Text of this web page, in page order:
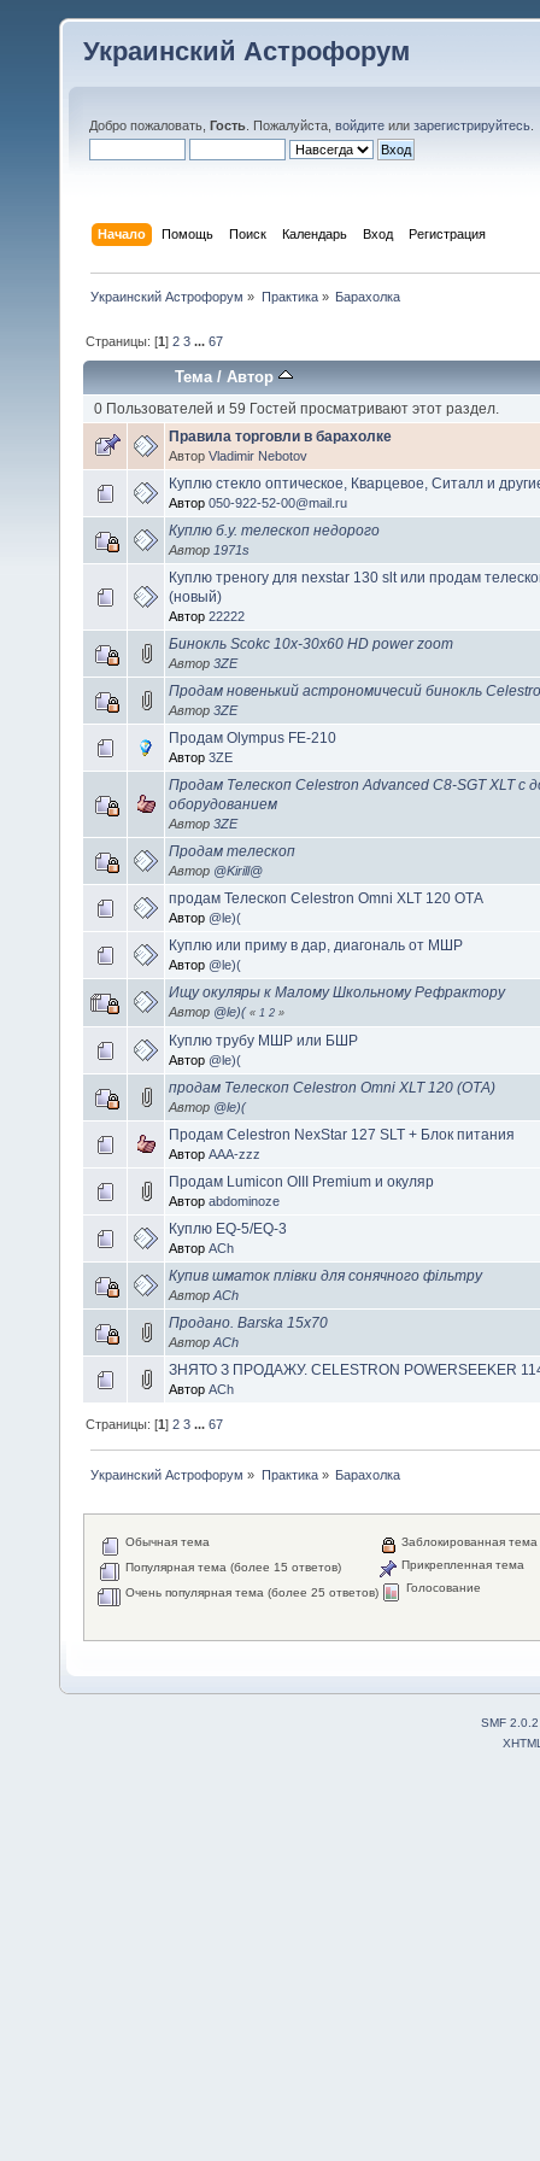
Украинский Астрофорум
Добро пожаловать, Гость . Пожалуйста, войдите или зарегистрируйтесь
Начало Помощь Поиск Календарь Вход Регистрация
Украинский Астрофорум » Практика» Барахолка
Страницы: [1]2 3 ...67
Тема/Автор
0 Пользователей и 59 Гостей просматривают этот раздел.
Правила торговли в барахолке
Автор Vladimir Nebotov
Куплю стекло оптическое, Кварцевое, Ситалл и
Автор 050-922-52-00@mail.ru
Куплю б.у. телескоп недорого
Автор 1971s
Куплю треногу для nexstar 130 slt или продам
(новый)
Автор 22222
Бинокль Scokc 10х-30x60 HD power zoom
Автор 3ZE
Продам новенький астрономичесий бинокль
Автор 3ZE
Продам Olympus FE-210
Автор 3ZE
Продам Телескоп Celestron Advanced C8-SGT XLT с
оборудованием
Автор 3ZE
Продам телескоп
Автор @Kirill@
продам Телескоп Celestron Omni XLT 120 ОТА
Автор @le)(
Куплю или приму в дар, диагональ от МШР
Автор @le)(
Ищу окуляры к Малому Школьному Рефрактору
Автор @le)( « 1 2 »
Куплю трубу МШР или БШР
Автор @le)(
продам Телескоп Celestron Omni XLT 120 (ОТА)
Автор @le)(
Продам Celestron NexStar 127 SLT + Блок питания
Автор AAA-zzz
Продам Lumicon OIII Premium и окуляр
Автор abdominoze
Куплю EQ-5/EQ-3
Автор ACh
Купив шматок плівки для сонячного фільтру
Автор ACh
Продано. Barska 15x70
Автор ACh
ЗНЯТО З ПРОДАЖУ. CELESTRON POWERSEEKER
Автор ACh
Страницы: [1]2 3 ...67
Украинский Астрофорум » Практика» Барахолка
Обычная тема
Популярная тема (более 15 ответов)
Очень популярная тема (более 25 ответов)
Заблокированная тема
Прикрепленная тема
Голосование
SMF 2.0.2